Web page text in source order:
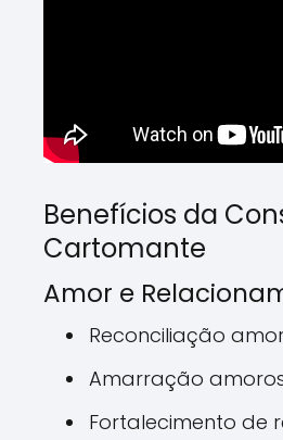
Benefícios da
Cartomante
Amor e
Reconciliação
Amarração
Fortalecimento de